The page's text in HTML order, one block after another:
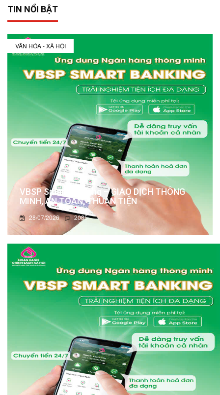
TIN NỔI BẬT
VĂN HÓA - XÃ HỘI
VBSP Smart Banking – GIAO DỊCH THÔNG
MINH, AN TOÀN, THUẬN TIỆN
28/07/2026 2085